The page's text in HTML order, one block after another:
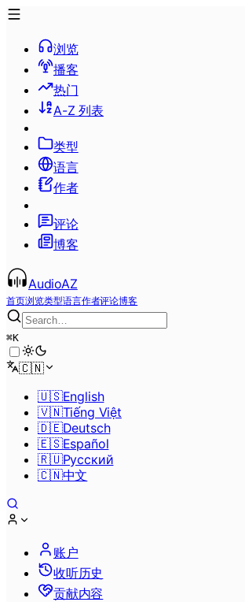
浏览
播客
热门
A-Z 列表
类型
语言
作者
评论
博客
AudioAZ
首页浏览类型语言作者评论博客
⌘K
🇨🇳
🇺🇸English
🇻🇳Tiếng Việt
🇩🇪Deutsch
🇪🇸Español
🇷🇺Pусский
🇨🇳中文
账户
收听历史
贡献内容